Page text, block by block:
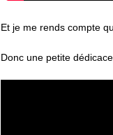
Et je me rends compte
Donc une petite